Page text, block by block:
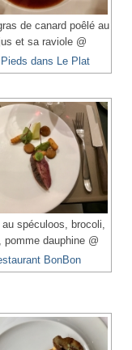
de canard poêlé au
et sa raviole @
Pieds dans Le Plat
au spéculoos, brocoli,
pomme dauphine @
BonBon